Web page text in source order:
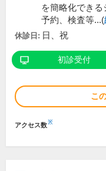
を簡略化でき
予約、検査等...(
休診日: 日、祝
初診受付
こ
アクセス数※